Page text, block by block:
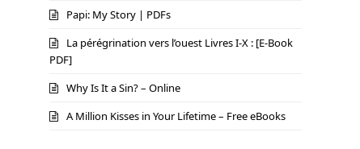
Papi: My Story | PDFs
La pérégrination vers l’ouest Livres I-X : [E-Book
PDF]
Why Is It a Sin? – Online
A Million Kisses in Your Lifetime – Free eBooks